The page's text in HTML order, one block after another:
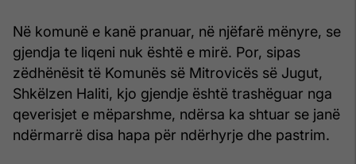
Në komunë e kanë pranuar, në njëfarë mënyre, se
gjendja te liqeni nuk është e mirë. Por, sipas
zëdhënësit të Komunës së Mitrovicës së Jugut,
Shkëlzen Haliti, kjo gjendje është trashëguar nga
qeverisjet e mëparshme, ndërsa ka shtuar se janë
ndërmarrë disa hapa për ndërhyrje dhe pastrim.